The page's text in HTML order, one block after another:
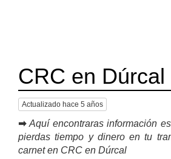
CRC en Dúrcal
Actualizado hace 5 años
➡ Aquí encontraras información
pierdas tiempo y dinero en tu
carnet en CRC en Dúrcal